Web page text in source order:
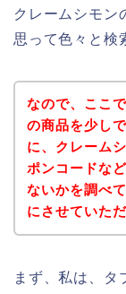
クレームシモン
思って色々と検
なので、ここ
の商品を少し
に、クレーム
ポンコードな
ないかを調べ
にさせていた
まず、私は、タ